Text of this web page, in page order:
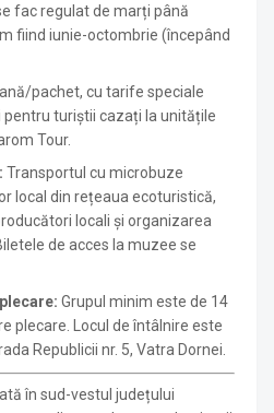
fac regulat de marți până
fiind iunie-octombrie (începând
pachet, cu tarife speciale
pentru turiștii cazați la unitățile
Tour.
Transportul cu microbuze
local din rețeaua ecoturistică,
locali și organizarea
Biletele de acces la muzee se
Grupul minim este de 14
plecare . Locul de întâlnire este
Republicii nr. 5, Vatra Dornei
în sud-vestul județului